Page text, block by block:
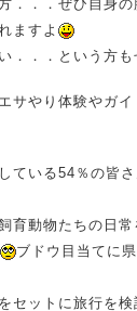
．．．ぜひ自身の
ますよ
．．．という方
サやり体験やガ
ている54％の皆
育動物たちの日
ブドウ目当てに
セットに旅行を